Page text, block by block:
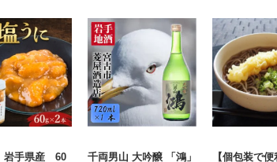
手県産 60 千両男山 大吟醸 「鴻」 【個包装で